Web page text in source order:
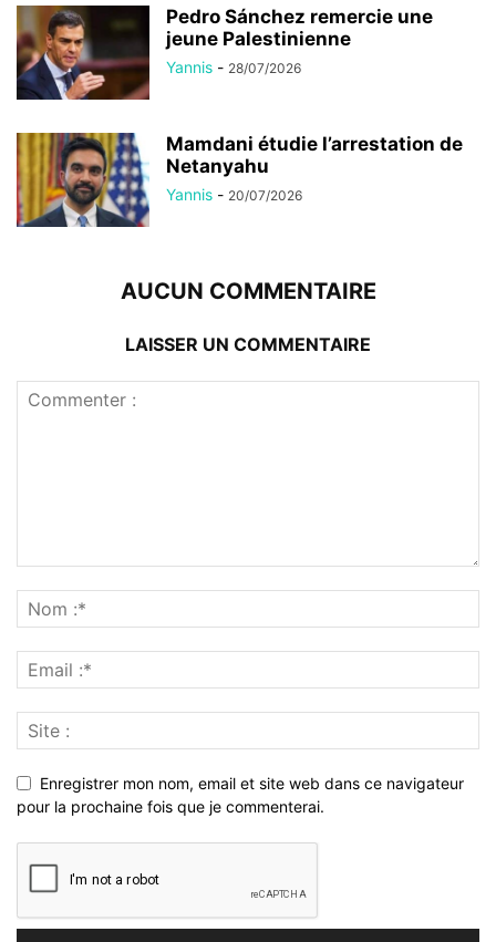
Pedro Sánchez remercie une
jeune Palestinienne
Yannis - 28/07/2026
Mamdani étudie l’arrestation de
Netanyahu
Yannis - 20/07/2026
AUCUN COMMENTAIRE
LAISSER UN COMMENTAIRE
Enregistrer mon nom, email et site web dans ce navigateur
pour la prochaine fois que je commenterai.